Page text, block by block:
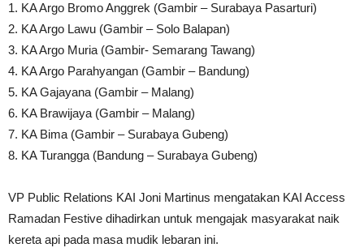
1. KA Argo Bromo Anggrek (Gambir – Surabaya Pasarturi)
2. KA Argo Lawu (Gambir – Solo Balapan)
3. KA Argo Muria (Gambir- Semarang Tawang)
4. KA Argo Parahyangan (Gambir – Bandung)
5. KA Gajayana (Gambir – Malang)
6. KA Brawijaya (Gambir – Malang)
7. KA Bima (Gambir – Surabaya Gubeng)
8. KA Turangga (Bandung – Surabaya Gubeng)
VP Public Relations KAI Joni Martinus mengatakan KAI Access
Ramadan Festive dihadirkan untuk mengajak masyarakat naik
kereta api pada masa mudik lebaran ini.